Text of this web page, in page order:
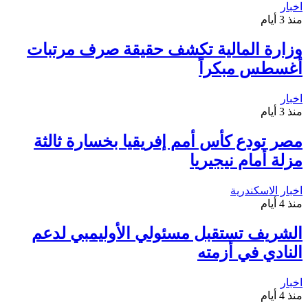
اخبار
منذ 3 أيام
وزارة المالية تكشف حقيقة صرف مرتبات
أغسطس مبكراً
اخبار
منذ 3 أيام
مصر تودع كأس أمم إفريقيا بخسارة ثالثة
مزلة أمام نيجيريا
اخبار الاسكندرية
منذ 4 أيام
الشريف تستقبل مسئولي الأوليمبي لدعم
النادي في أزمته
اخبار
منذ 4 أيام